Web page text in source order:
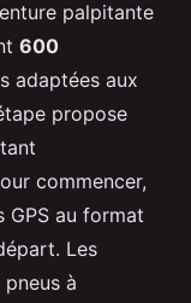
palpitante
600
adaptées aux
propose
commencer,
au format
Les
à